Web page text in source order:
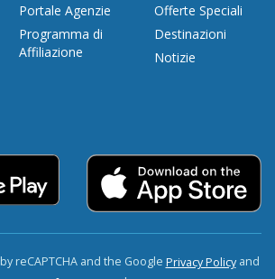
Portale Agenzie
Programma di
Affiliazione
Offerte Speciali
Destinazioni
Notizie
reCAPTCHA and the Google Privacy Policyand